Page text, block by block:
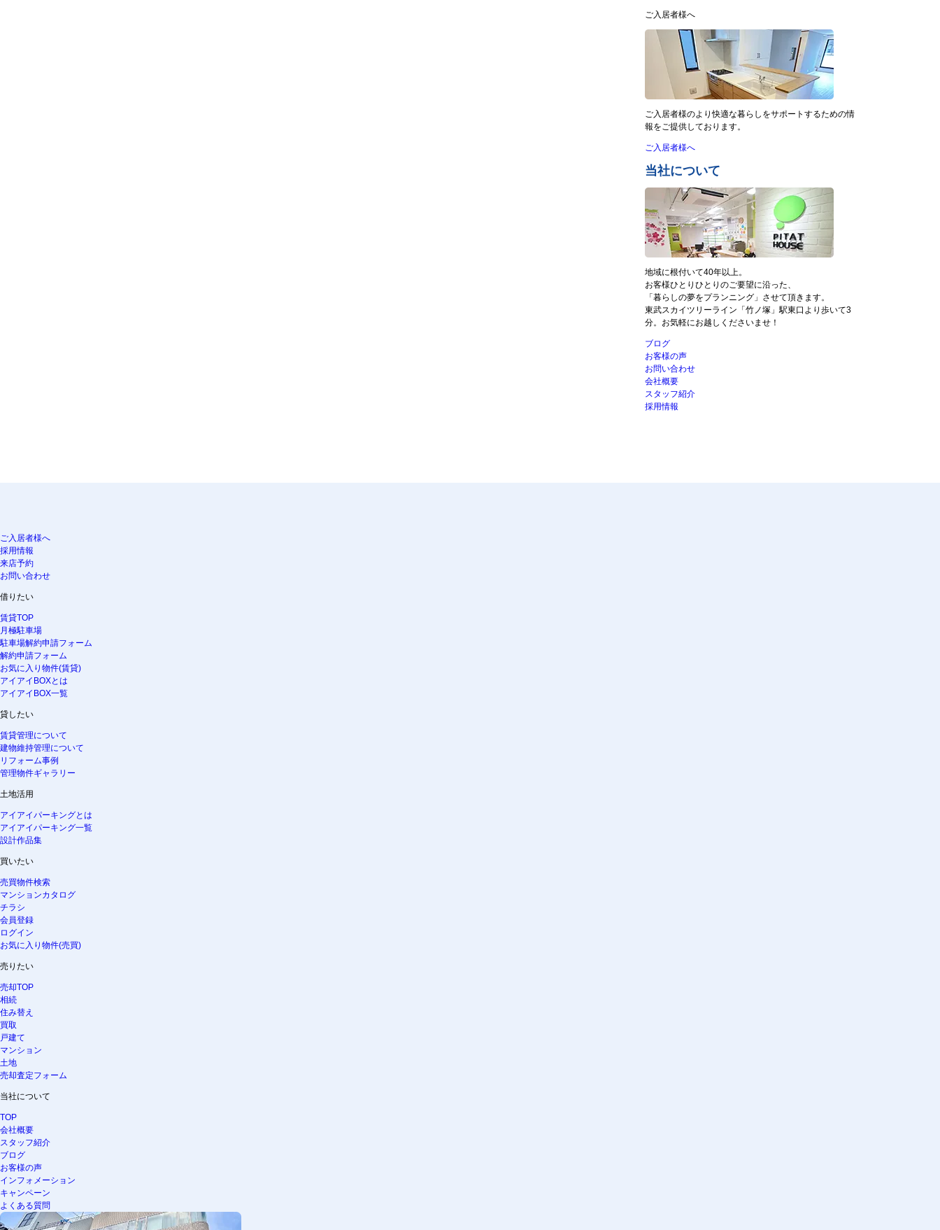
ご入居者様へ
ご入居者様のより快適な暮らしをサポートするための情
報をご提供しております。
ご入居者様へ
当社について
地域に根付いて40年以上。
お客様ひとりひとりのご要望に沿った、
「暮らしの夢をプランニング」させて頂きます。
東武スカイツリーライン「竹ノ塚」駅東口より歩いて3
分。お気軽にお越しくださいませ！
ブログ
お客様の声
お問い合わせ
会社概要
スタッフ紹介
採用情報
ご入居者様へ
採用情報
来店予約
お問い合わせ
借りたい
賃貸TOP
月極駐車場
駐車場解約申請フォーム
解約申請フォーム
お気に入り物件(賃貸)
アイアイBOXとは
アイアイBOX一覧
貸したい
賃貸管理について
建物維持管理について
リフォーム事例
管理物件ギャラリー
土地活用
アイアイパーキングとは
アイアイパーキング一覧
設計作品集
買いたい
売買物件検索
マンションカタログ
チラシ
会員登録
ログイン
お気に入り物件(売買)
売りたい
売却TOP
相続
住み替え
買取
戸建て
マンション
土地
売却査定フォーム
当社について
TOP
会社概要
スタッフ紹介
ブログ
お客様の声
インフォメーション
キャンペーン
よくある質問